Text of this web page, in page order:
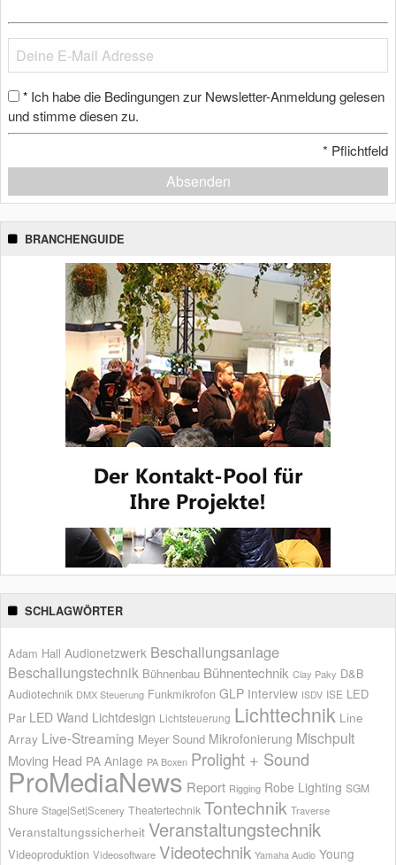
* Ich habe die Bedingungen zur Newsletter-Anmeldung gelesen
und stimme diesen zu.
* Pflichtfeld
Absenden
BRANCHENGUIDE
SCHLAGWÖRTER
Adam Hall Audionetzwerk Beschallungsanlage
Beschallungstechnik Bühnenbau Bühnentechnik Clay Paky D&B
Audiotechnik DMX Steuerung Funkmikrofon GLP Interview ISDV ISE LED
Par LED Wand Lichtdesign Lichtsteuerung Lichttechnik Line
Array Live-Streaming Meyer Sound Mikrofonierung Mischpult
Moving Head PA Anlage PA Boxen Prolight + Sound
ProMediaNews Report Rigging Robe Lighting SGM
Shure Stage|Set|Scenery Theatertechnik Tontechnik Traverse
Veranstaltungssicherheit Veranstaltungstechnik
Videoproduktion Videosoftware Videotechnik Yamaha Audio Young